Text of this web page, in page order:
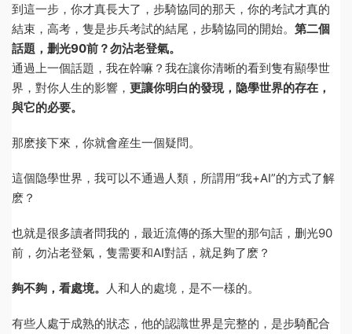
到這一步，你才真長大了，步騎協同的那天，你的考試才真的
結束，高考，隻是步兵考試的結尾，步騎協同的開始。 第二個
話題，删光90前？勿沾老登氣。
通過上一個話題，我在幹嘛？我在讓你清晰的看到隻有顯學世
界，對你人生的影響， 更讓你明白的發現，隐學世界的存在，
與它的必要。
那麽接下來，你就會産生一個疑問。
這個隐學世界，我可以不通過人類，所謂用“我+AI”的方式了解
麽？
也就是很多讀者問我的，最近流傳的孫大聖的那句話，删光90
前，勿沾老登氣，隻需要和AI對話，就足夠了麽？
夠不夠，看處境。 人和人的處境，是不一樣的。
有些人處于成熟的狀态，他的認識世界是完整的，是步騎配合